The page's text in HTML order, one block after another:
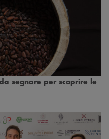
segnare per scoprire le